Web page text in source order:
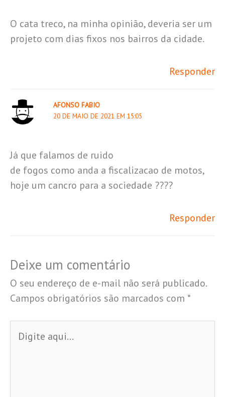
O cata treco, na minha opinião, deveria ser um
projeto com dias fixos nos bairros da cidade.
Responder
AFONSO FABIO
20 DE MAIO DE 2021 EM 15:05
Já que falamos de ruido
de fogos como anda a fiscalizacao de motos,
hoje um cancro para a sociedade ????
Responder
Deixe um comentário
O seu endereço de e-mail não será publicado.
Campos obrigatórios são marcados com *
aqui...